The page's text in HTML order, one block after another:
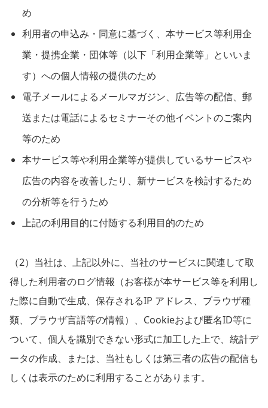
め
利用者の申込み・同意に基づく、本サービス等利用企
業・提携企業・団体等（以下「利用企業等」といいま
す）への個人情報の提供のため
電子メールによるメールマガジン、広告等の配信、郵
送または電話によるセミナーその他イベントのご案内
等のため
本サービス等や利用企業等が提供しているサービスや
広告の内容を改善したり、新サービスを検討するため
の分析等を行うため
上記の利用目的に付随する利用目的のため
（2）当社は、上記以外に、当社のサービスに関連して取
得した利用者のログ情報（お客様が本サービス等を利用し
た際に自動で生成、保存されるIP アドレス、ブラウザ種
類、ブラウザ言語等の情報）、Cookieおよび匿名ID等に
ついて、個人を識別できない形式に加工した上で、統計デ
ータの作成、または、当社もしくは第三者の広告の配信も
しくは表示のために利用することがあります。